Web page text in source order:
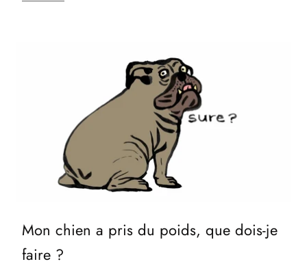
Mon chien a pris du poids, que dois-je
faire ?